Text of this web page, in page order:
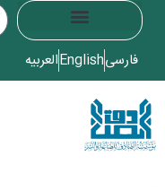
فارسیEnglishالعربیه